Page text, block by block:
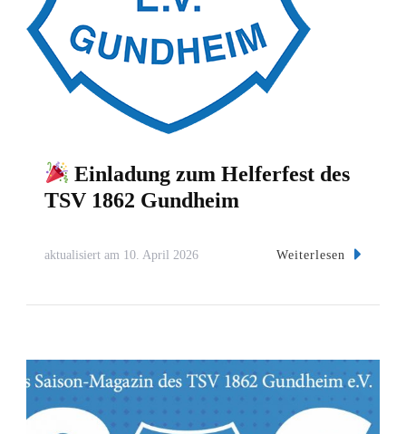
Einladung zum Helferfest des
TSV 1862 Gundheim
aktualisiert am 10. April 2026 Weiterlesen